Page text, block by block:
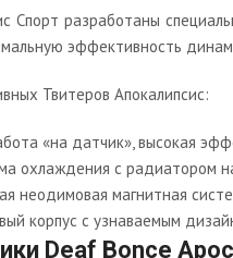
Спорт разработаны
эффективность
Твитеров Апокалипсис:
«на датчик», высокая
охлаждения с радиатором
неодимовая магнитная
корпус с узнаваемым
Deaf Bonce